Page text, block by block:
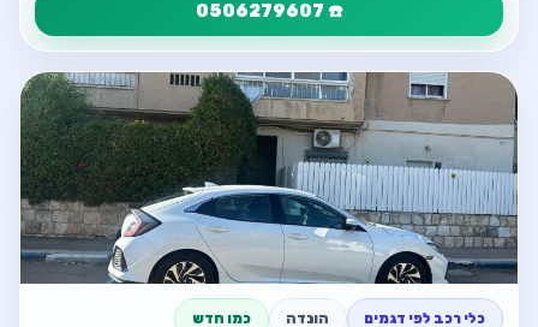
☎️ 0506279607
פרטי המודעה
שמור היטב , ממוצע 7000 ק"מ לשנה
☎️ 0506279607
פתח מודעה
חזור למודעה
כלי רכב לפי דגמים הונדה כמו חדש